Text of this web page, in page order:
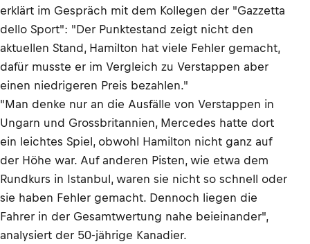
erklärt im Gespräch mit dem Kollegen der "Gazzetta
dello Sport": "Der Punktestand zeigt nicht den
aktuellen Stand, Hamilton hat viele Fehler gemacht,
dafür musste er im Vergleich zu Verstappen aber
einen niedrigeren Preis bezahlen."
"Man denke nur an die Ausfälle von Verstappen in
Ungarn und Grossbritannien, Mercedes hatte dort
ein leichtes Spiel, obwohl Hamilton nicht ganz auf
der Höhe war. Auf anderen Pisten, wie etwa dem
Rundkurs in Istanbul, waren sie nicht so schnell oder
sie haben Fehler gemacht. Dennoch liegen die
Fahrer in der Gesamtwertung nahe beieinander",
analysiert der 50-jährige Kanadier.